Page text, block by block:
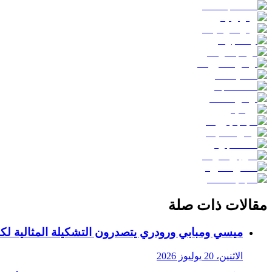
مقالات ذات صلة
ميسي ومبابي ورودري يتصدرون التشكيلة المثالية لكأس
الاثنين، 20 يوليوز 2026